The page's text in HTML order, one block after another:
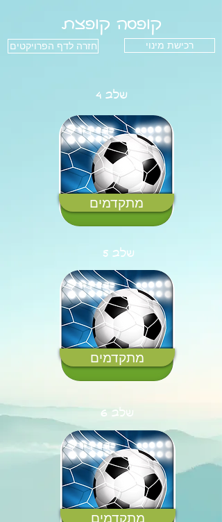
קופסה קופצת
חזרה לדף הפרויקטים רכישת מינוי
שלב 4
מתקדמים
שלב 5
מתקדמים
שלב 6
מתקדמים